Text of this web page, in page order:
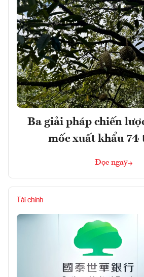
Ba giải pháp chiến
mốc xuất khẩu 74
Đọc ngay
Tài chính